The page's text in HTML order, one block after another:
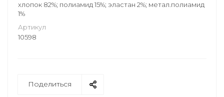
хлопок 82%; полиамид 15%; эластан 2%; метал.полиамид
1%
Артикул
10598
Поделиться